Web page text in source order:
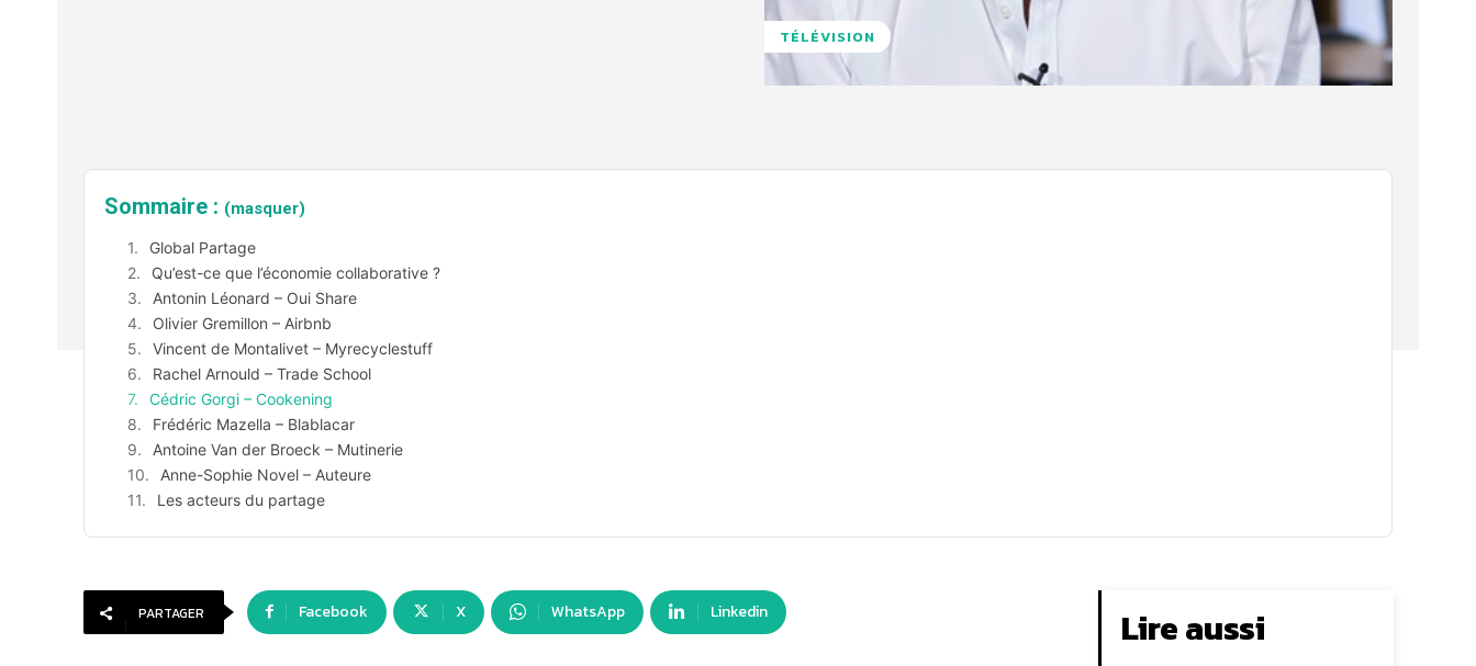
TÉLÉVISION
Sommaire : (masquer)
Global Partage
Qu’est-ce que l’économie collaborative ?
Antonin Léonard – Oui Share
Olivier Gremillon – Airbnb
Vincent de Montalivet – Myrecyclestuff
Rachel Arnould – Trade School
Cédric Gorgi – Cookening
Frédéric Mazella – Blablacar
Antoine Van der Broeck – Mutinerie
Anne-Sophie Novel – Auteure
Les acteurs du partage
PARTAGER Facebook X WhatsApp Linkedin Lire aussi